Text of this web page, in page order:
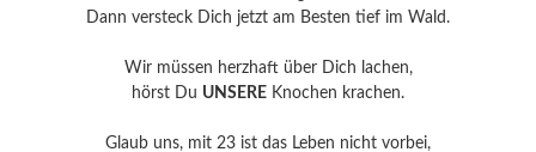
Dann versteck Dich jetzt am Besten tief im Wald.
Wir müssen herzhaft über Dich lachen,
hörst Du UNSERE Knochen krachen.
Glaub uns, mit 23 ist das Leben nicht vorbei,